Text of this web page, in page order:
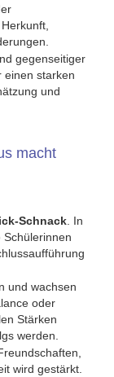
gegenseitiger
einen starken
und
macht
Schnack . In
und wachsen
oder
Stärken
werden.
wird gestärkt.